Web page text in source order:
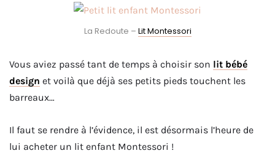
La Redoute – Lit Montessori
Vous aviez passé tant de temps à choisir son lit bébé
design et voilà que déjà ses petits pieds touchent les
barreaux…
Il faut se rendre à l’évidence, il est désormais l’heure de
lui acheter un lit enfant Montessori !